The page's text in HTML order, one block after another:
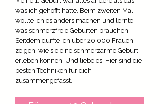
was ich gehofft hatte. Beim zweiten Mal
wollte ich es anders machen und lernte,
was schmerzfreie Geburten brauchen.
Seitdem durfte ich über 20.000 Frauen
zeigen, wie sie eine schmerzarme Geburt
erleben können. Und liebe es. Hier sind die
besten Techniken für dich
zusammengefasst.